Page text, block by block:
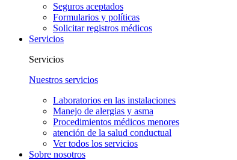
Seguros aceptados
Formularios y políticas
Solicitar registros médicos
Servicios
Servicios
Nuestros servicios
Laboratorios en las instalaciones
Manejo de alergias y asma
Procedimientos médicos menores
atención de la salud conductual
Ver todos los servicios
Sobre nosotros